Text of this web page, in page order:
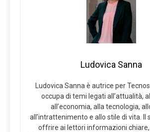
Ludovica Sanna
Ludovica Sanna è autrice per
occupa di temi legati all’attualità,
all’economia, alla tecnologia,
all’intrattenimento e allo stile di vita. Il
offrire ai lettori informazioni